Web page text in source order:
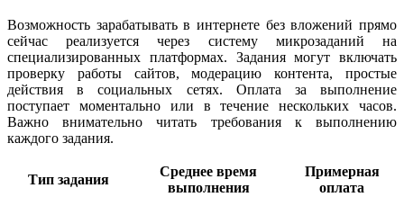
Возможность зарабатывать в интернете без вложений прямо
сейчас реализуется через систему микрозаданий на
специализированных платформах. Задания могут включать
проверку работы сайтов, модерацию контента, простые
действия в социальных сетях. Оплата за выполнение
поступает моментально или в течение нескольких часов.
Важно внимательно читать требования к выполнению
каждого задания.
Тип задания
Среднее время
выполнения
Примерная
оплата